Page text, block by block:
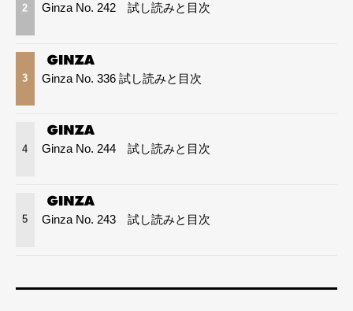
2 Ginza No. 242 試し読みと目次
3 Ginza No. 336 試し読みと目次
4 Ginza No. 244 試し読みと目次
5 Ginza No. 243 試し読みと目次